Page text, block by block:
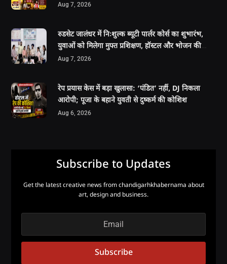
Aug 7, 2026
रुडसेट जालंधर में निःशुल्क ब्यूटी पार्लर कोर्स का शुभारंभ,
युवाओं को मिलेगा मुफ्त प्रशिक्षण, हॉस्टल और भोजन की
सुविधा
Aug 7, 2026
रेप प्रयास केस में बड़ा खुलासा: ‘पंडित’ नहीं, DJ निकला
आरोपी; पूजा के बहाने युवती से दुष्कर्म की कोशिश
Aug 6, 2026
Subscribe to Updates
Get the latest creative news from chandigarhkhabernama about
art, design and business.
Subscribe